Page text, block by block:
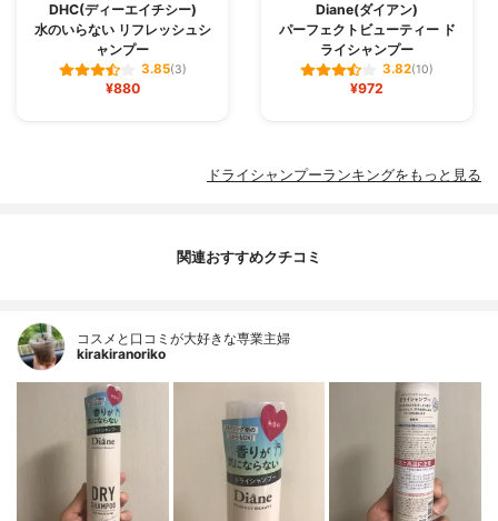
DHC(ディーエイチシー)
水のいらない リフレッシュシ
ャンプー
3.85(3)
¥880
Diane(ダイアン)
パーフェクトビューティー ド
ライシャンプー
3.82(10)
¥972
ドライシャンプーランキングをもっと見る
関連おすすめクチコミ
コスメと口コミが大好きな専業主婦
kirakiranoriko